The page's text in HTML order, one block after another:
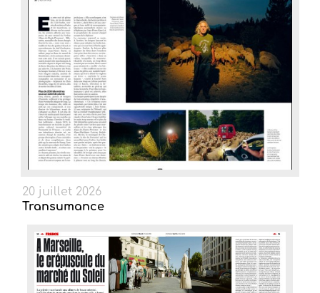
20 juillet 2026
Transumance